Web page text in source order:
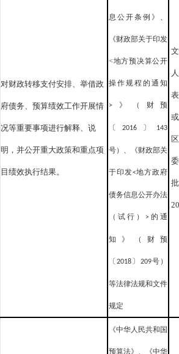
对财政转移支付安排、举借政
府债务、预算绩效工作开展情
况等重要事项进行解释、说
明，并公开重大政策和重点项
目绩效执行结果。
息公开条例》、
《财政部关于印发
<地方预决算公开
操作规程的通知
> 》（财预
〔 2016 〕 143
号）、《财政部关
于印发<地方政府
债务信息公开办法
（试行） > 的通
知》（财预
〔2018 〕 209号）
等法律法规和文件
规定
《中华人民共和国
预算法》、《中华